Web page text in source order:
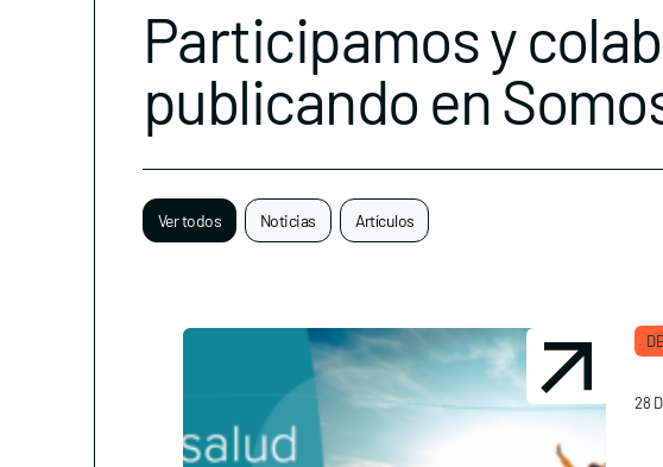
Participamos y
publicando en
Ver todos Noticias Artículos
28